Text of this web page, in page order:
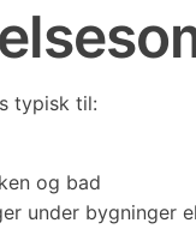
typisk til:
og bad
under bygninger